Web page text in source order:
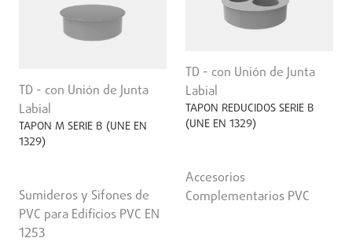
TD - con Unión de Junta
Labial
TAPON M SERIE B (UNE EN
1329)
Sumideros y Sifones de
PVC para Edificios PVC EN
1253
TD - con Unión de Junta
Labial
TAPON REDUCIDOS SERIE B
(UNE EN 1329)
Accesorios
Complementarios PVC